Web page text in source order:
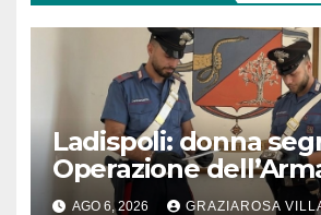
Ladispoli: donna
Operazione
AGO 6, 2026 GRAZIAROSA